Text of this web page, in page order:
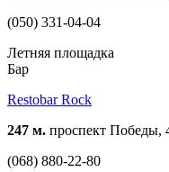
(050) 331-04-04
Летняя площадка
Бар
Restobar Rock
247 м. проспект Победы,
(068) 880-22-80